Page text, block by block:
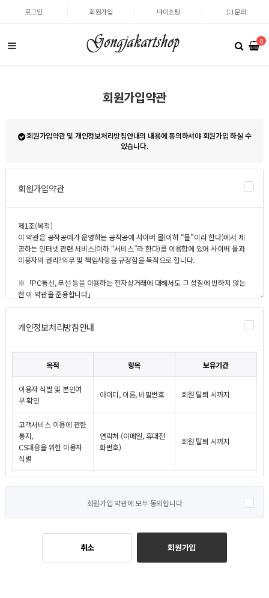
로그인 회원가입 마이쇼핑 1:1문의
0
회원가입약관
회원가입약관 및 개인정보처리방침안내의 내용에 동의하셔야 회원가입 하실 수
있습니다.
회원가입약관
개인정보처리방침안내
목적 항목 보유기간
이용자 식별 및 본인여
부 확인
아이디, 이름, 비밀번호 회원 탈퇴 시까지
고객서비스 이용에 관한
통지,
CS대응을 위한 이용자
식별
연락처 (이메일, 휴대전
화번호)
회원 탈퇴 시까지
회원가입 약관에 모두 동의합니다
취소 회원가입